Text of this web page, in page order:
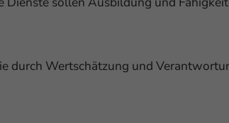
durch Wertschätzung und